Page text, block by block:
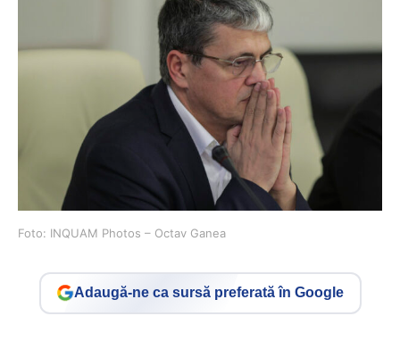
Foto: INQUAM Photos – Octav Ganea
Adaugă-ne ca sursă preferată în Google